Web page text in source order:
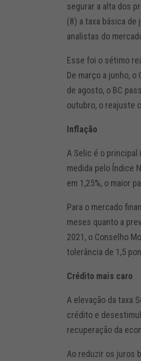
segurar a alta dos
(8) a taxa básica de
analistas do
Esse foi o sétimo
De março a junho,
de agosto, o BC
outubro, o reajuste
Inflação
A Selic é o
medida pelo Índice
em 1,25%, o maior
Para o mercado
meses quanto a
2021, o Conselho
tolerância de 1,5
Crédito mais caro
A elevação da taxa
crédito e
recuperação da
Ao reduzir os juros